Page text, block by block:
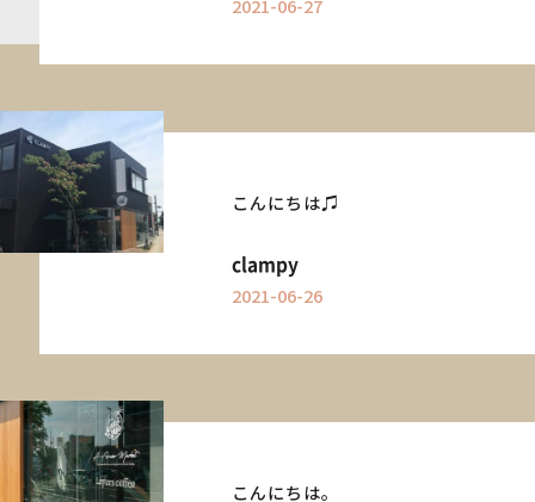
2021-06-27
こんにちは♫
clampy
2021-06-26
こんにちは。